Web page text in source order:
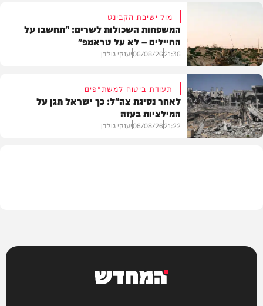
חדשות
צבא וביטחון
מול ישיבת הקבינט
המשפחות השכולות לשרים: "תחשבו על
החיילים – לא על טראמפ"
21:36
06/08/26יענקי גולדן
תעודת ביטוח למשת"פים
לאחר נסיגת צה"ל: כך ישראל תגן על
המילציות בעזה
21:22
06/08/26יענקי גולדן
המחדש